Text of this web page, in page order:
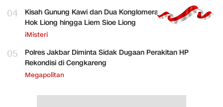
04
Kisah Gunung Kawi dan Dua Konglomerat Indonesia Ong
Hok Liong hingga Liem Sioe Liong
iMisteri
05
Polres Jakbar Diminta Sidak Dugaan Perakitan HP
Rekondisi di Cengkareng
Megapolitan